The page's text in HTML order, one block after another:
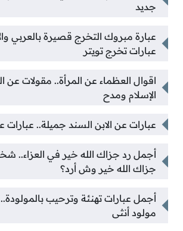
جديد
عبارة مبروك التخرج قصيرة بالعربي
عبارات تخرج تويتر
اقوال العظماء عن المرأة.. مقولات عن
الإسلام ومدح
عبارات عن الابن السند جميلة.. عبارات
أجمل رد جزاك الله خير في العزاء..
جزاك الله خير وش أرد؟
أجمل عبارات تهنئة وترحيب بالمولودة..
مولود أنثى